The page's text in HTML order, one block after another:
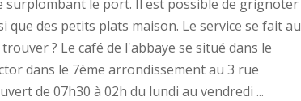
surplombant le port. Il est possible de grignoter
que des petits plats maison. Le service se fait au
? Le café de l'abbaye se situé dans le
dans le 7ème arrondissement au 3 rue
de 07h30 à 02h du lundi au vendredi ...